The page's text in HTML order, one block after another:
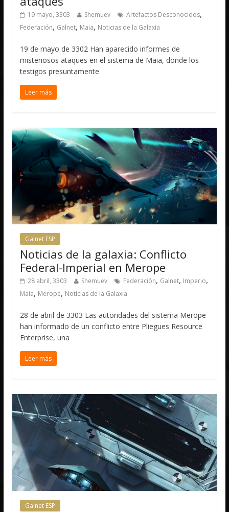
19 mayo, 3303 Shemuev Artefactos Desconocidos,
Federación, Galnet, Maia, Noticias de la Galaxia
19 de mayo de 3302 Han aparecido informes de
misteriosos ataques en el sistema de Maia, donde los
testigos presuntamente
Leer más
Galnet ESP
Noticias de la galaxia: Conflicto
Federal-Imperial en Merope
28 abril, 3303 Shemuev Federación, Galnet, Imperio,
Maia, Merope, Noticias de la Galaxia
28 de abril de 3303 Las autoridades del sistema Merope
han informado de un conflicto entre Pliegues Resource
Enterprise, una
Leer más
Galnet ESP